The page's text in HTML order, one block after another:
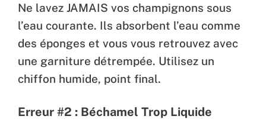
Ne lavez JAMAIS vos champignons sous
l’eau courante. Ils absorbent l’eau comme
des éponges et vous vous retrouvez avec
une garniture détrempée. Utilisez un
chiffon humide, point final.
Erreur #2 : Béchamel Trop Liquide